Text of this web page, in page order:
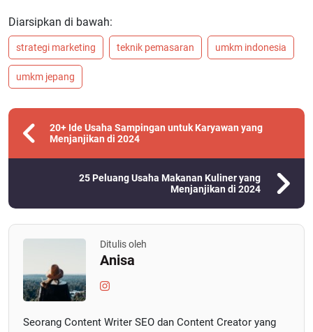
Diarsipkan di bawah:
strategi marketing teknik pemasaran umkm indonesia
umkm jepang
20+ Ide Usaha Sampingan untuk Karyawan yang
Menjanjikan di 2024
25 Peluang Usaha Makanan Kuliner yang
Menjanjikan di 2024
Ditulis oleh
Anisa
Seorang Content Writer SEO dan Content Creator yang